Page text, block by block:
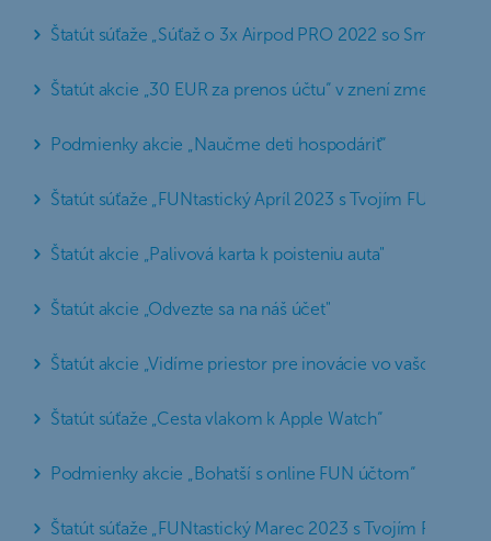
Štatút súťaže „Súťaž o 3x Airpod PRO 2022 so
Štatút akcie „30 EUR za prenos účtu“ v znení zmeny zo
Podmienky akcie „Naučme deti hospodáriť“
Štatút súťaže „FUNtastický Apríl 2023 s Tvojím FUN
Štatút akcie „Palivová karta k poisteniu auta"
Štatút akcie „Odvezte sa na náš účet"
Štatút akcie „Vidíme priestor pre inovácie vo vašom
Štatút súťaže „Cesta vlakom k Apple Watch“
Podmienky akcie „Bohatší s online FUN účtom“
Štatút súťaže „FUNtastický Marec 2023 s Tvojím FUN